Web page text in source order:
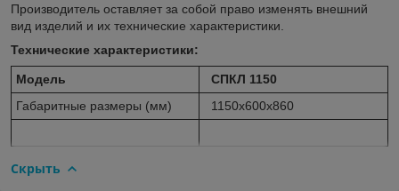
Производитель оставляет за собой право изменять внешний
вид изделий и их технические характеристики.
Технические характеристики:
Модель
СПКЛ 1150
Габаритные размеры (мм)
1150х600х860
Скрыть